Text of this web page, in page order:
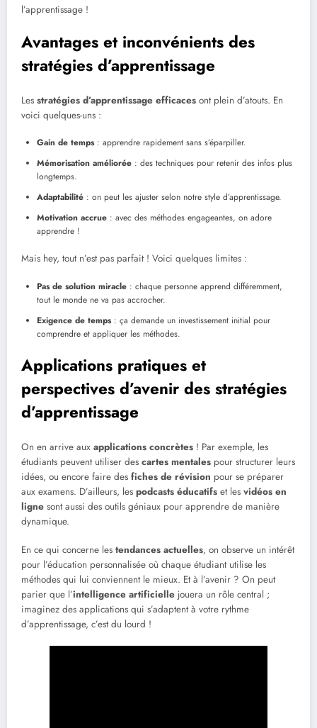
l’apprentissage !
Avantages et inconvénients des
stratégies d’apprentissage
Les stratégies d’apprentissage efficaces ont plein d’atouts. En
voici quelques-uns :
Gain de temps: apprendre rapidement sans s’éparpiller.
Mémorisation améliorée : des techniques pour retenir des infos plus
longtemps.
Adaptabilité : on peut les ajuster selon notre style d’apprentissage.
Motivation accrue : avec des méthodes engageantes, on adore
apprendre !
Mais hey, tout n’est pas parfait ! Voici quelques limites :
Pas de solution miracle : chaque personne apprend différemment,
tout le monde ne va pas accrocher.
Exigence de temps: ça demande un investissement initial pour
comprendre et appliquer les méthodes.
Applications pratiques et
perspectives d’avenir des stratégies
d’apprentissage
On en arrive aux applications concrètes ! Par exemple, les
étudiants peuvent utiliser des cartes mentales pour structurer leurs
idées, ou encore faire des fiches de révision pour se préparer
aux examens. D’ailleurs, les podcasts éducatifs et les vidéos en
ligne sont aussi des outils géniaux pour apprendre de manière
dynamique.
En ce qui concerne les tendances actuelles, on observe un intérêt
pour l’éducation personnalisée où chaque étudiant utilise les
méthodes qui lui conviennent le mieux. Et à l’avenir ? On peut
parier que l’intelligence artificielle jouera un rôle central ;
imaginez des applications qui s’adaptent à votre rythme
d’apprentissage, c’est du lourd !